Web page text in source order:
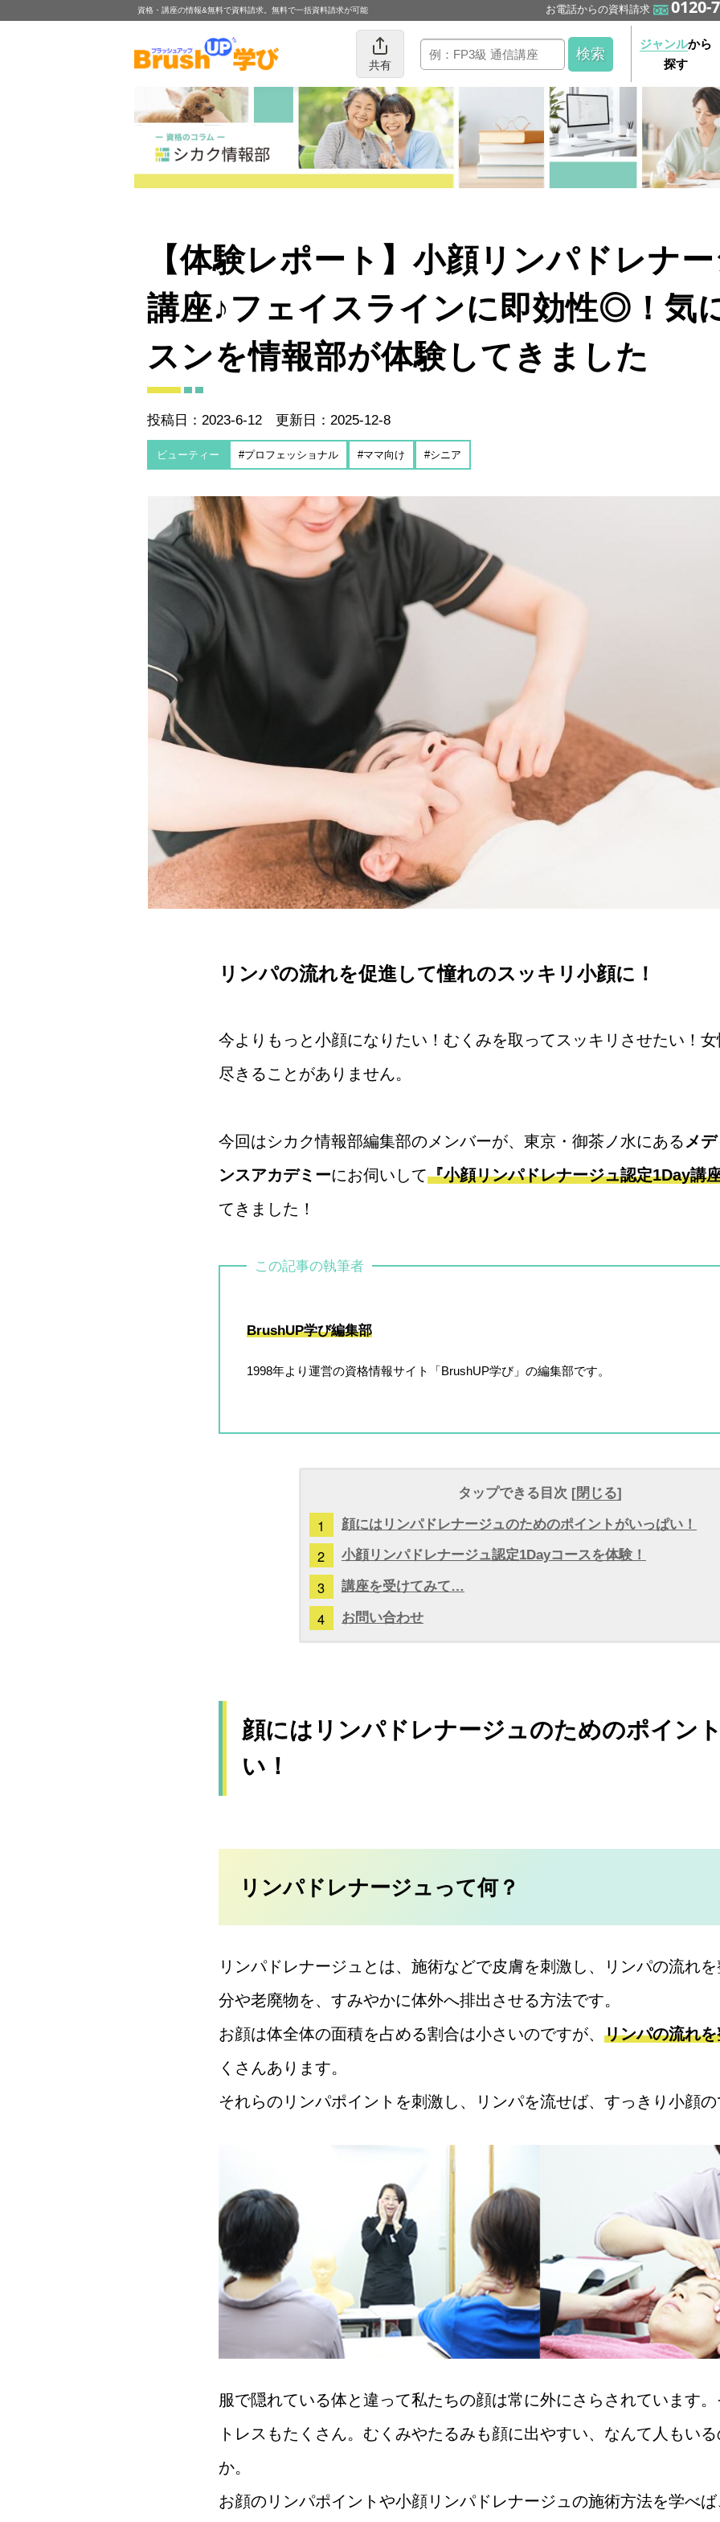
資格・講座の情報&無料で資料請求。無料で一括資料請求が可能 お電話からの資料請求 0120-
共有
ジャンルから
探す
【体験レポート】小顔リンパドレナージュ認定1Day
講座♪フェイスラインに即効性◎！気
スンを情報部が体験してきました
投稿日：2023-6-12 更新日：2025-12-8
ビューティー #プロフェッショナル #ママ向け #シニア
リンパの流れを促進して憧れのスッキリ小顔に！
今よりもっと小顔になりたい！むくみを取ってスッキリさせたい！
尽きることがありません。
今回はシカク情報部編集部のメンバーが、東京・御茶ノ水にある メ
ンスアカデミーにお伺いして『小顔リンパドレナージュ認定1Day講
てきました！
この記事の執筆者
BrushUP学び編集部
1998年より運営の資格情報サイト「BrushUP学び」の編集部です。
タップできる目次 [閉じる]
顔にはリンパドレナージュのためのポイントがいっぱい！
小顔リンパドレナージュ認定1Dayコースを体験！
講座を受けてみて…
お問い合わせ
顔にはリンパドレナージュのためのポイン
い！
リンパドレナージュって何？
リンパドレナージュとは、施術などで皮膚を刺激し、リンパの流れ
分や老廃物を、すみやかに体外へ排出させる方法です。
お顔は体全体の面積を占める割合は小さいのですが、 リンパの流れ
くさんあります。
それらのリンパポイントを刺激し、リンパを流せば、すっきり小顔の
服で隠れている体と違って私たちの顔は常に外にさらされています
トレスもたくさん。むくみやたるみも顔に出やすい、なんて人もい
か。
お顔のリンパポイントや小顔リンパドレナージュの施術方法を学べば